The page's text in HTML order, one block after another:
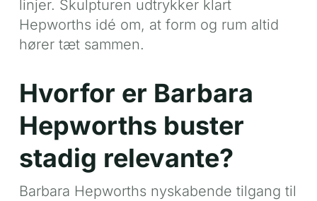
linjer. Skulpturen udtrykker klart
Hepworths idé om, at form og rum altid
hører tæt sammen.
Hvorfor er Barbara
Hepworths buster
stadig relevante?
Barbara Hepworths nyskabende tilgang til